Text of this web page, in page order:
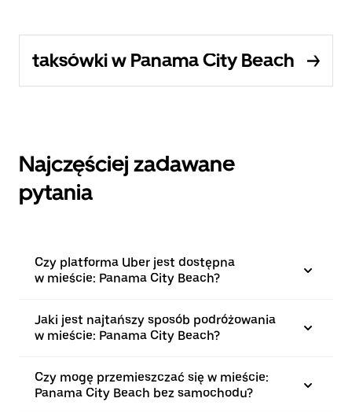
taksówki w Panama City Beach
Najczęściej zadawane
pytania
Czy platforma Uber jest dostępna
w mieście: Panama City Beach?
Jaki jest najtańszy sposób podróżowania
w mieście: Panama City Beach?
Czy mogę przemieszczać się w mieście:
Panama City Beach bez samochodu?